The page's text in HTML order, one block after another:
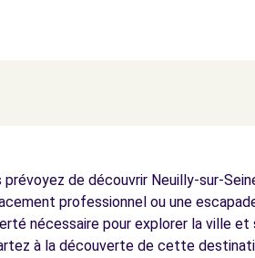
prévoyez de découvrir Neuilly-sur-
professionnel ou une
nécessaire pour explorer la ville
à la découverte de cette